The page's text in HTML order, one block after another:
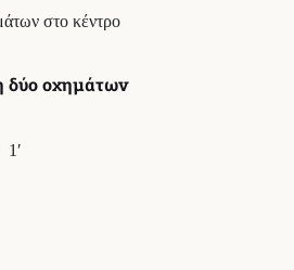
στο κέντρο
δύο οχημάτων
1′